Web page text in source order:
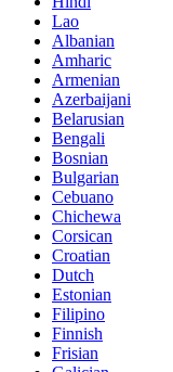
Lao
Albanian
Amharic
Armenian
Azerbaijani
Belarusian
Bengali
Bosnian
Bulgarian
Cebuano
Chichewa
Corsican
Croatian
Dutch
Estonian
Filipino
Finnish
Frisian